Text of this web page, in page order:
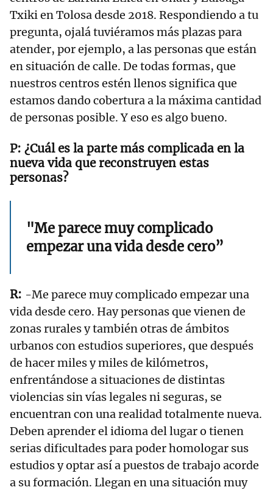
Txiki en Tolosa desde 2018. Respondiendo a tu
pregunta, ojalá tuviéramos más plazas para
atender, por ejemplo, a las personas que están
en situación de calle. De todas formas, que
nuestros centros estén llenos significa que
estamos dando cobertura a la máxima cantidad
de personas posible. Y eso es algo bueno.
¿Cuál es la parte más complicada en la
nueva vida que reconstruyen estas
personas?
"Me parece muy complicado
empezar una vida desde cero”
-Me parece muy complicado empezar una
vida desde cero. Hay personas que vienen de
zonas rurales y también otras de ámbitos
urbanos con estudios superiores, que después
de hacer miles y miles de kilómetros,
enfrentándose a situaciones de distintas
violencias sin vías legales ni seguras, se
encuentran con una realidad totalmente nueva.
Deben aprender el idioma del lugar o tienen
serias dificultades para poder homologar sus
estudios y optar así a puestos de trabajo acorde
a su formación. Llegan en una situación muy